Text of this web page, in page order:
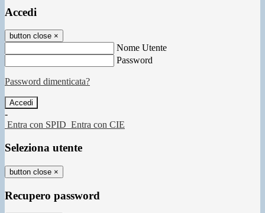
Accedi
button close ×
Nome Utente
Password
Password dimenticata?
-
Entra con SPID Entra con CIE
Seleziona utente
button close ×
Recupero password